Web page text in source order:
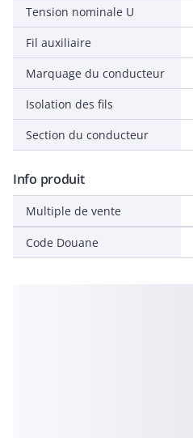
Tension nominale U
Fil auxiliaire
Marquage du conducteur
Isolation des fils
Section du conducteur
Info produit
Multiple de vente
Code Douane